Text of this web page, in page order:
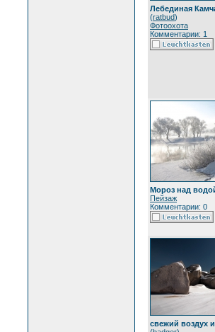
Лебединая
(ratbud)
Фотоохота
Комментарии: 1
Мороз над
Пейзаж
Комментарии: 0
свежий воздух